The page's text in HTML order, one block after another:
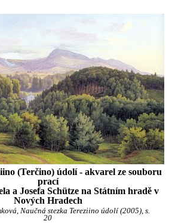
(Terčino) údolí - akvarel ze souboru
prací
a Josefa Schütze na Státním hradě v
Nových Hradech
Naučná stezka Tereziino údolí (2005), s.
20